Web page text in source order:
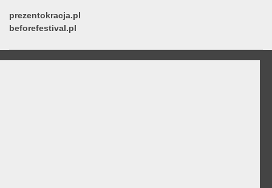
prezentokracja.pl
beforefestival.pl